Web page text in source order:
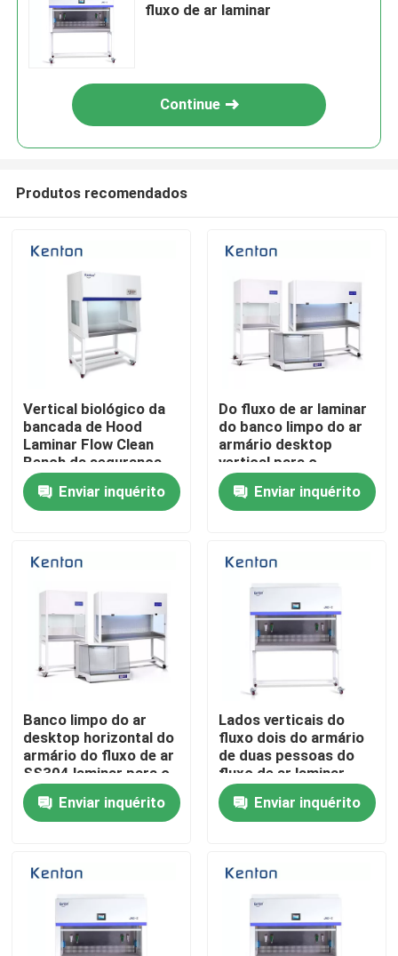
Casa
Produtos
Quem Somos
Fábrica
Controle de Qualidade
Fale Conosco
notícias
forno de secagem industrial
fluxo de ar laminar
Continue
Produtos recomendados
Vertical biológico da
bancada de Hood
Laminar Flow Clean
Bench da segurança
horizontal
Enviar inquérito
Do fluxo de ar laminar
do banco limpo do ar
armário desktop
vertical para o
laboratório médico
Enviar inquérito
Banco limpo do ar
desktop horizontal do
armário do fluxo de ar
SS304 laminar para o
laboratório
Enviar inquérito
Lados verticais do
fluxo dois do armário
de duas pessoas do
fluxo de ar laminar
Enviar inquérito